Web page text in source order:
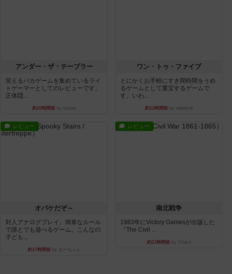
アンダー・ザ・テーブラー
笑えるバカゲームを集めているライ
トゲーマーとしてのレビューです。
正体隠...
約10時間前 by toyota
ワン・トゥ・ファイブ
とにかくお手軽にすき間時間をうめ
るゲームとして重宝するゲームで
す。いわ...
約12時間前by nabekoh
レビュー
オバケだぞ～
対人アナログプレイ。簡単なルール
で誰とでも遊べるゲーム。こんなの
子ども...
約17時間前by おーちゃん
レビュー
南北戦争
1983年にVictory Gamesが出版した
『The Civil ...
約21時間前by Chaco